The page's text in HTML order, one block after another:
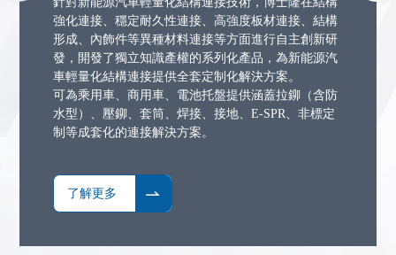
強化連接、穩定耐久性連接、高強度板材連接、結構
形成、內飾件等異種材料連接等方面進行自主創新研
發，開發了獨立知識產權的系列化產品，為新能源汽
車輕量化結構連接提供全套定制化解決方案。
可為乘用車、商用車、電池托盤提供涵蓋拉鉚（含防
水型）、壓鉚、套筒、焊接、接地、E-SPR、非標定
制等成套化的連接解決方案。
了解更多